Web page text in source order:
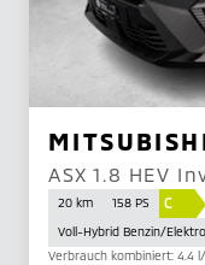
ASX 1.8 HEV
20 km 158 PS C
Voll-Hybrid Benzin/Elektro
Verbrauch kombiniert: 4.4